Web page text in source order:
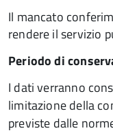
Il mancato
rendere il servizio
Periodo di
I dati verranno
limitazione della
previste dalle